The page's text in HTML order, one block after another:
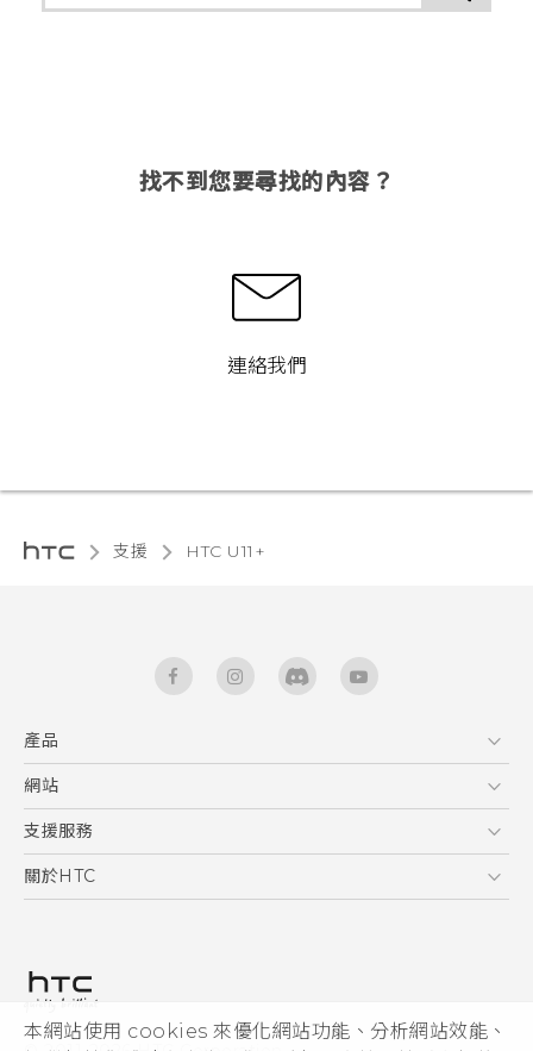
本網站使用 cookies 來優化網站功能、分析網站效能、
找不到您要尋找的內容？
連絡我們
支援 HTC U11+‎
產品
5G
智能手機
區塊鍊手機
網站
HTC Dev
HTC Research
支援服務
服務中心
關於HTC
私隱政策
產品安全